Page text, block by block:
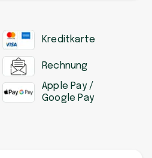
Kreditkarte
Rechnung
Apple Pay /
Google Pay